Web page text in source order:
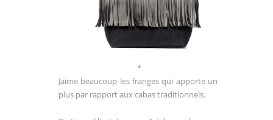
*
Jaime beaucoup les franges qui apporte un
plus par rapport aux cabas traditionnels.